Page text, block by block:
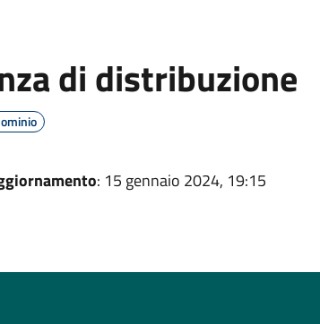
di distribuzione
: 15 gennaio 2024, 19:15